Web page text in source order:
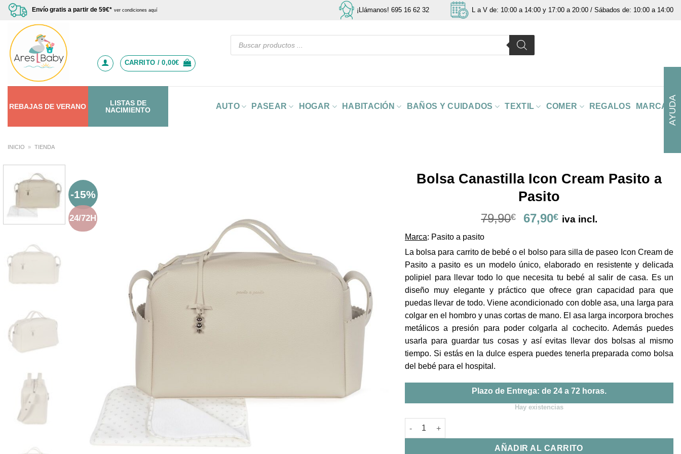
Saltar
contenido
Envío gratis a partir de 59€* ver condiciones aquí ¡Llámanos! 695 16 62 32 L a V de: 10:00 a 14:00 y 17:00 a 20:00 / Sábados de: 10:00 a 14:00
Búsqueda
CARRITO /0,00€
REBAJAS DEVERANO
LISTAS DE
NACIMIENTO
AUTO PASEAR HOGAR HABITACIÓN BAÑOS Y CUIDADOS TEXTIL COMER REGALOS MARCAS
INICIO » TIENDA
-15%
24/72H
Bolsa Canastilla Icon Cream Pasito a
Pasito
79,90€
El
era:
79,90€.
67,90€El
es:
67,90€.
iva incl.
Marca: Pasito a pasito
La bolsa para carrito de bebé o el bolso para silla de paseo Icon Cream de
Pasito a pasito es un modelo único, elaborado en resistente y delicada
polipiel para llevar todo lo que necesita tu bebé al salir de casa. Es un
diseño muy elegante y práctico que ofrece gran capacidad para que
puedas llevar de todo. Viene acondicionado con doble asa, una larga para
colgar en el hombro y unas cortas de mano. El asa larga incorpora broches
metálicos a presión para poder colgarla al cochecito. Además puedes
usarla para guardar tus cosas y así evitas llevar dos bolsas al mismo
tiempo. Si estás en la dulce espera puedes tenerla preparada como bolsa
del bebé para el hospital.
Plazo de Entrega: de 24 a 72 horas.
Hay existencias
Bolsa Canastilla Icon Cream Pasito a Pasito cantidad
AÑADIR AL CARRITO
AYUDA